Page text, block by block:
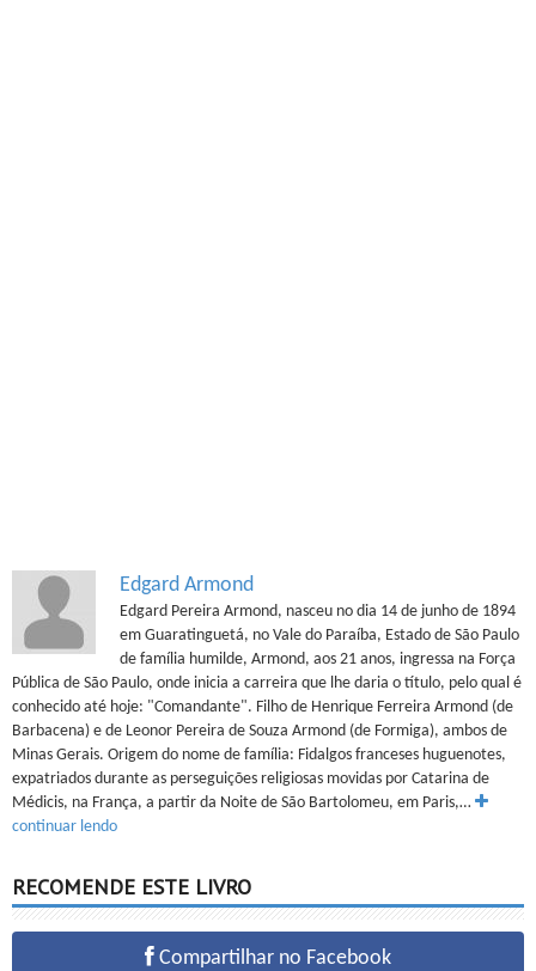
Edgard Armond
Edgard Pereira Armond, nasceu no dia 14 de junho de 1894
em Guaratinguetá, no Vale do Paraíba, Estado de São Paulo
de família humilde, Armond, aos 21 anos, ingressa na Força
Pública de São Paulo, onde inicia a carreira que lhe daria o título, pelo qual é
conhecido até hoje: "Comandante". Filho de Henrique Ferreira Armond (de
Barbacena) e de Leonor Pereira de Souza Armond (de Formiga), ambos de
Minas Gerais. Origem do nome de família: Fidalgos franceses huguenotes,
expatriados durante as perseguições religiosas movidas por Catarina de
Médicis, na França, a partir da Noite de São Bartolomeu, em Paris,…
continuar lendo
RECOMENDE ESTE LIVRO
Compartilhar no Facebook